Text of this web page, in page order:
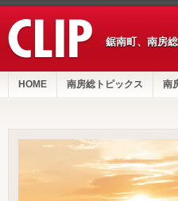
鋸南町、南房
HOME 南房総トピックス 南